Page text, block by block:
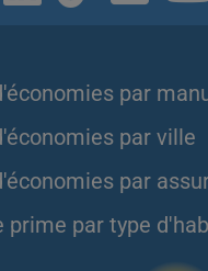
par
par ville
par
prime par type